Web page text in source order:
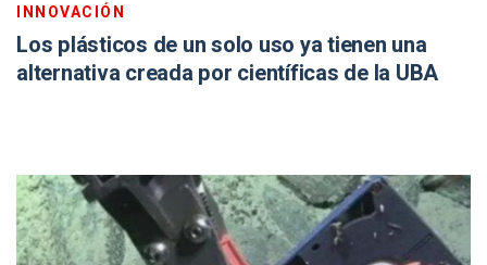
INNOVACIÓN
Los plásticos de un solo uso ya tienen una
alternativa creada por científicas de la UBA